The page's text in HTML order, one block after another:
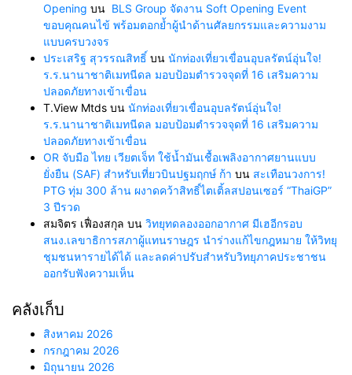
Opening บน BLS Group จัดงาน Soft Opening Event
ขอบคุณคนไข้ พร้อมตอกย้ำผู้นำด้านศัลยกรรมและความงาม
แบบครบวงจร
ประเสริฐ สุวรรณสิทธิ์ บน นักท่องเที่ยวเขื่อนอุบลรัตน์อุ่นใจ!
ร.ร.นานาชาติเมทนีดล มอบป้อมตำรวจจุดที่ 16 เสริมความ
ปลอดภัยทางเข้าเขื่อน
T.View Mtds บน นักท่องเที่ยวเขื่อนอุบลรัตน์อุ่นใจ!
ร.ร.นานาชาติเมทนีดล มอบป้อมตำรวจจุดที่ 16 เสริมความ
ปลอดภัยทางเข้าเขื่อน
OR จับมือ ไทย เวียตเจ็ท ใช้น้ำมันเชื้อเพลิงอากาศยานแบบ
ยั่งยืน (SAF) สำหรับเที่ยวบินปฐมฤกษ์ ก้า บน สะเทือนวงการ!
PTG ทุ่ม 300 ล้าน ผงาดคว้าสิทธิ์ไตเติ้ลสปอนเซอร์ “ThaiGP”
3 ปีรวด
สมจิตร เฟื่องสกุล บน วิทยุทดลองออกอากาศ มีเฮอีกรอบ
สนง.เลขาธิการสภาผู้แทนราษฎร นำร่างแก้ไขกฎหมาย ให้วิทยุ
ชุมชนหารายได้ได้ และลดค่าปรับสำหรับวิทยุภาคประชาชน
ออกรับฟังความเห็น
คลังเก็บ
สิงหาคม 2026
กรกฎาคม 2026
มิถุนายน 2026